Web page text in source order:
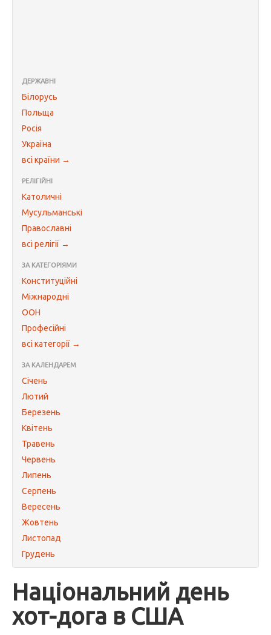
ДЕРЖАВНІ
Білорусь
Польща
Росія
Україна
всі країни →
РЕЛІГІЙНІ
Католичні
Мусульманські
Православні
всі релігії →
ЗА КАТЕГОРІЯМИ
Конституційні
Міжнародні
ООН
Професійні
всі категорії →
ЗА КАЛЕНДАРЕМ
Січень
Лютий
Березень
Квітень
Травень
Червень
Липень
Серпень
Вересень
Жовтень
Листопад
Грудень
Національний день
хот-дога в США